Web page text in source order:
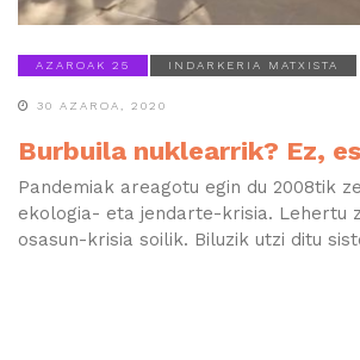
AZAROAK 25 INDARKERIA MATXISTA
30 AZAROA, 2020
Burbuila nuklearrik? Ez,
Pandemiak areagotu egin du 2008tik
ekologia- eta jendarte-krisia. Lehertu
osasun-krisia soilik. Biluzik utzi ditu